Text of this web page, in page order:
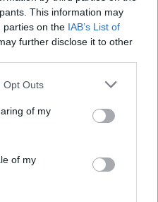
This information may
parties on the IAB’s List of
further disclose it to other
Opt Outs
of my
of my
relaxants à
ou la famille pour
en faisant preuve
les ressources à votre
cet espace vous
de vous recentrer et de
quelques astuces
un petit coin de